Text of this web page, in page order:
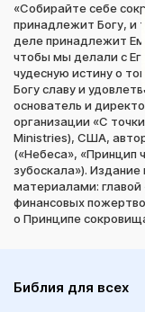
«Собирайте себе
принадлежит Богу, и
деле принадлежит
чтобы мы делали с
чудесную истину о
Богу славу и
основатель и
организации «С
Ministries), США,
(«Небеса», «Принцип
зубоскала»).
материалами: главой
финансовых
о Принципе
Библия для всех